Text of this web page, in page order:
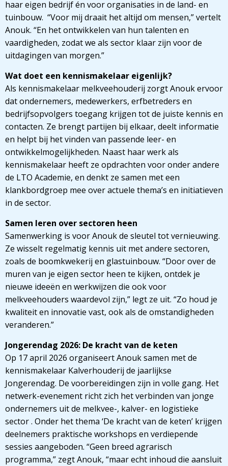
haar eigen bedrijf én voor organisaties in de land- en
tuinbouw. “Voor mij draait het altijd om mensen,” vertelt
Anouk. “En het ontwikkelen van hun talenten en
vaardigheden, zodat we als sector klaar zijn voor de
uitdagingen van morgen.”
Wat doet een kennismakelaar eigenlijk?
Als kennismakelaar melkveehouderij zorgt Anouk ervoor
dat ondernemers, medewerkers, erfbetreders en
bedrijfsopvolgers toegang krijgen tot de juiste kennis en
contacten. Ze brengt partijen bij elkaar, deelt informatie
en helpt bij het vinden van passende leer- en
ontwikkelmogelijkheden. Naast haar werk als
kennismakelaar heeft ze opdrachten voor onder andere
de LTO Academie, en denkt ze samen met een
klankbordgroep mee over actuele thema’s en initiatieven
in de sector.
Samen leren over sectoren heen
Samenwerking is voor Anouk de sleutel tot vernieuwing.
Ze wisselt regelmatig kennis uit met andere sectoren,
zoals de boomkwekerij en glastuinbouw. “Door over de
muren van je eigen sector heen te kijken, ontdek je
nieuwe ideeën en werkwijzen die ook voor
melkveehouders waardevol zijn,” legt ze uit. “Zo houd je
kwaliteit en innovatie vast, ook als de omstandigheden
veranderen.”
Jongerendag 2026: De kracht van de keten
Op 17 april 2026 organiseert Anouk samen met de
kennismakelaar Kalverhouderij de jaarlijkse
Jongerendag. De voorbereidingen zijn in volle gang. Het
netwerk-evenement richt zich het verbinden van jonge
ondernemers uit de melkvee-, kalver- en logistieke
sector . Onder het thema ‘De kracht van de keten’ krijgen
deelnemers praktische workshops en verdiepende
sessies aangeboden. “Geen breed agrarisch
programma,” zegt Anouk, “maar echt inhoud die aansluit